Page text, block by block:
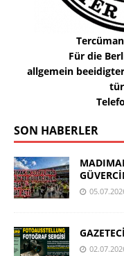
Für die
allgemein
SON HABERLER